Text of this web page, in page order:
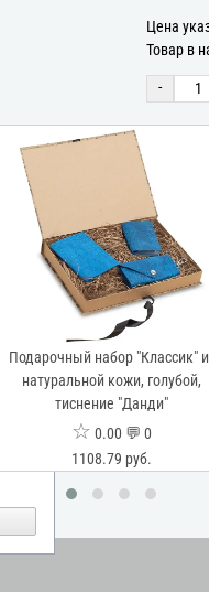
Цена
Товар в
-
Подарочный набор "Классик"
натуральной кожи, голубой,
тиснение "Данди"
☆ 0.00 💬 0
1108.79 руб.